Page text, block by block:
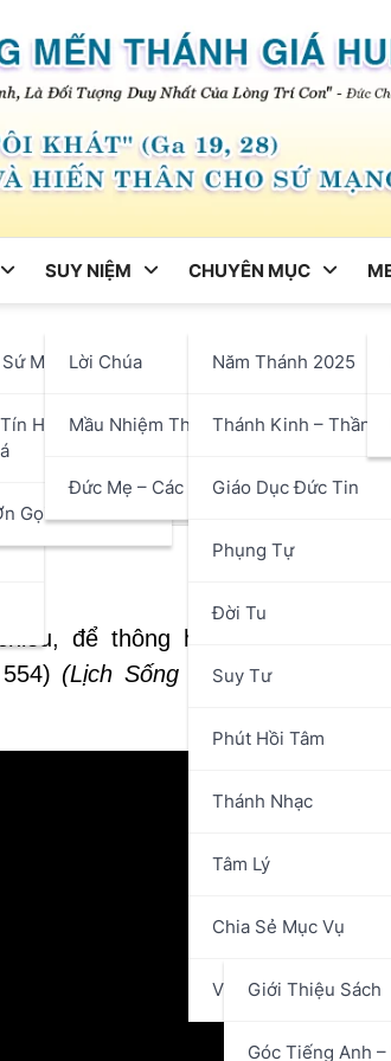
Mạng
Hữu Mến
Gọi
SUY NIỆM
Lời Chúa
Mầu Nhiệm Thánh Giá
Đức Mẹ – Các Thánh
CHUYÊN MỤC
Năm Thánh 2025
Thánh Kinh – Thần
Giáo Dục Đức Tin
Phụng Tự
Đời Tu
Suy Tư
Phút Hồi Tâm
Thánh Nhạc
Tâm Lý
Chia Sẻ Mục Vụ
Văn Hóa Nghệ Thuật
Giới Thiệu Sách
Góc Tiếng Anh
Thần Đức Cha
23. Hy Lễ Ban
để thông hiệp và tưởng
(Lịch Sống Năm Thánh